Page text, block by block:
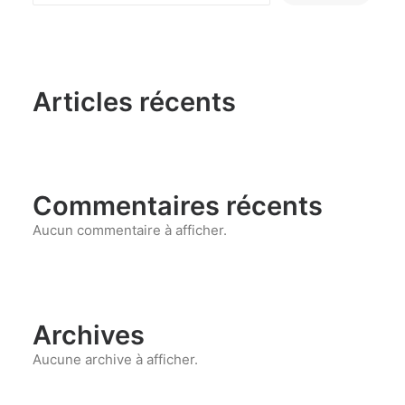
Articles récents
Commentaires récents
Aucun commentaire à afficher.
Archives
Aucune archive à afficher.